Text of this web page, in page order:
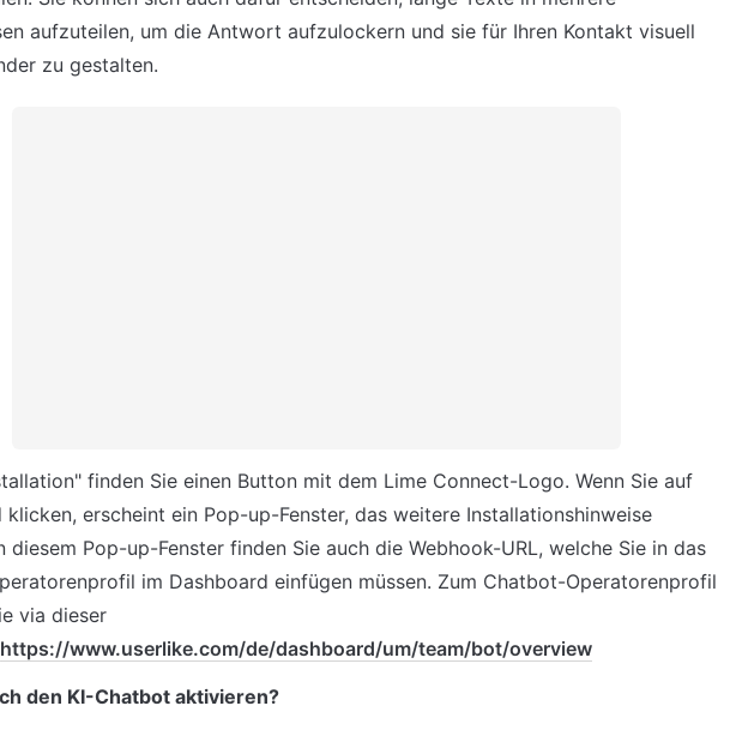
aufzuteilen, um die Antwort aufzulockern und sie für Ihren Kontakt visuell
zu gestalten.
finden Sie einen Button mit dem Lime Connect-Logo. Wenn Sie auf
klicken, erscheint ein Pop-up-Fenster, das weitere Installationshinweise
diesem Pop-up-Fenster finden Sie auch die Webhook-URL, welche Sie in das
im Dashboard einfügen müssen. Zum Chatbot-Operatorenprofil
via dieser
https://www.userlike.com/de/dashboard/um/team/bot/overview
den KI-Chatbot aktivieren?